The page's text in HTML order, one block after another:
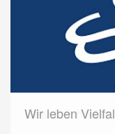
Gesetzliche
Wir leben